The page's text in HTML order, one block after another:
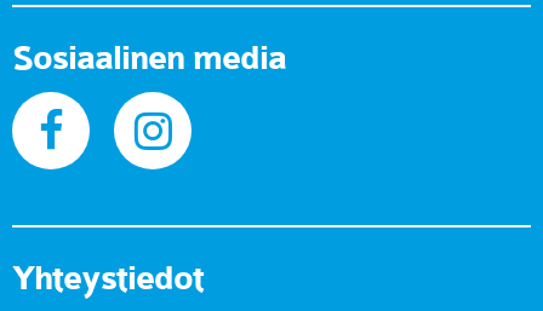
Sosiaalinen media
Yhteystiedot